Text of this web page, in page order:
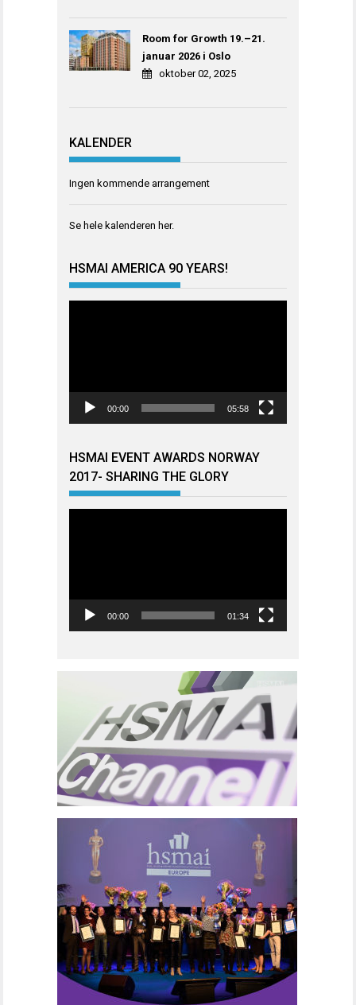
Room for Growth 19.–21.
januar 2026 i Oslo
oktober 02, 2025
KALENDER
Ingen kommende arrangement
Se hele kalenderen her.
HSMAI AMERICA 90 YEARS!
00:00 05:58
HSMAI EVENT AWARDS NORWAY
2017- SHARING THE GLORY
00:00 01:34